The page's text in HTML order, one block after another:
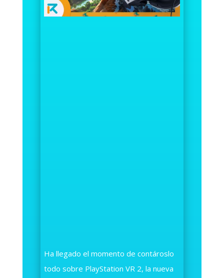
Ha llegado el momento de contároslo
todo sobre PlayStation VR 2, la nueva